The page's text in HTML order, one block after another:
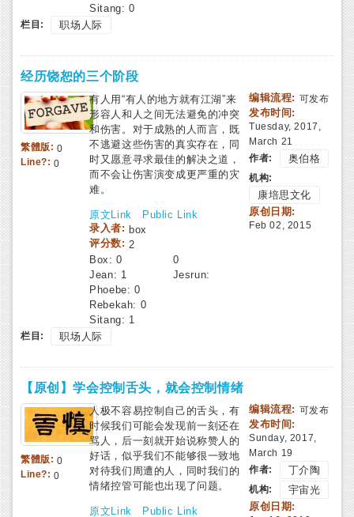
Sitang: 0
栏目: 职场人际
经历饶恕的三个阶段
繁體版: 0
Line?:0
有人用“有人的地方就有江湖”来
形容人和人之间无法避免的冲突
和伤害。对于成熟的人而言，既
不逃避这些伤害的真实存在，同
时又愿意寻求最佳的解决之道，
而不会让伤害演变成更严重的灾
难。
原文Link
Public Link
录入者:box
评分数: 2
Box:0
Jean: 1 Jesrun:
0
Phoebe: 0
Rebekah: 0
Sitang: 1
编辑流程: 可发布
发布时间:
Tuesday, 2017,
March 21
作者:
奥伯格
机构:
康培思文化
原创日期:
Feb 02, 2015
栏目: 职场人际
【原创】学会控制舌头，就会控制情绪
繁體版: 0
Line?:0
人极不容易控制自己的舌头，有
时候我们可能会发现前一刻还在
骂人，后一刻就开始说称赞人的
好话，似乎我们不能够很一致地
对待我们周遭的人，同时我们的
情绪控管可能也出现了问题。
原文Link Public Link
编辑流程: 可发布
发布时间:
Sunday, 2017,
March 19
作者:
丁介陶
机构:
宇宙光
原创日期: